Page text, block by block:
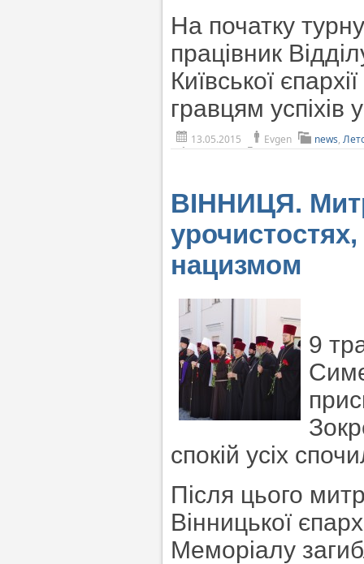
На початку
працівник
Київської
гравцям успіхів
13.05.2015 Evgen news,
ВІННИЦЯ.
нацизмом
9
спокій усіх
Після цього
Вінницької
Меморіалу